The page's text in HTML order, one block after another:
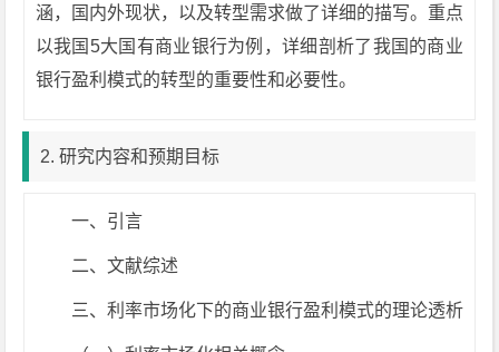
涵，国内外现状，以及转型需求做了详细的描写。重点
以我国5大国有商业银行为例，详细剖析了我国的商业
银行盈利模式的转型的重要性和必要性。
2. 研究内容和预期目标
一、引言
二、文献综述
三、利率市场化下的商业银行盈利模式的理论透析